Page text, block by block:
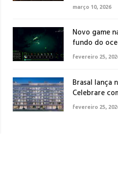
março 10, 2026
Novo game
fundo do
fevereiro 25,
Brasal lança
Celebrare
fevereiro 25,